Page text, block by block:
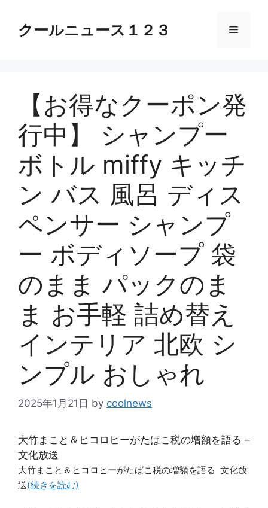
クールニュース１２３ メ
ュ
【お得なクーポン発
行中】 シャンプー
ボトル miffy キッチ
ン バス 風呂 ディス
ペンサー シャンプ
ー ボディソープ 袋
のまま パックのま
ま お手軽 詰め替え
インテリア 北欧 シ
ンプル おしゃれ
2025年1月21日 by coolnews
大竹まこと＆ヒコロヒーがたばこ税の増額を語る –
文化放送
大竹まこと＆ヒコロヒーがたばこ税の増額を語る 文化放
送(続きを読む)